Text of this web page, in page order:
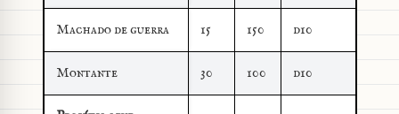
Machado de guerra 15 150 d10
Montante 30 100 d10